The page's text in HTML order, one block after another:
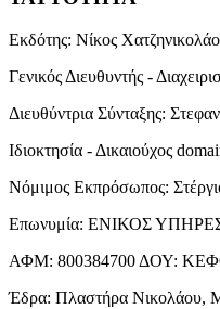
Εκδότης: Νίκος
Γενικός Διευθυντής -
Διευθύντρια Σύνταξης:
Ιδιοκτησία - Δικαιούχος
Νόμιμος Εκπρόσωπος:
Επωνυμία: ΕΝΙΚΟΣ
ΑΦΜ: 800384700 ΔΟΥ:
Έδρα: Πλαστήρα Νικολάου,